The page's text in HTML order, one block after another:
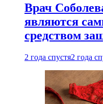
Врач
являются
средством
2 года спустя2 года